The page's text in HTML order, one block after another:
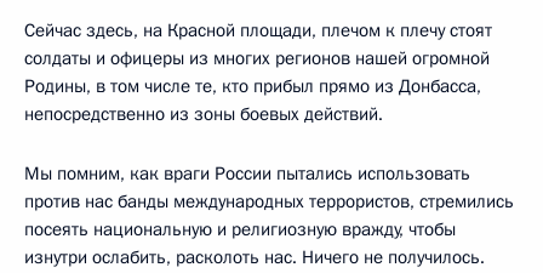
Сейчас здесь, на Красной площади, плечом к плечу стоят
солдаты и офицеры из многих регионов нашей огромной
Родины, в том числе те, кто прибыл прямо из Донбасса,
непосредственно из зоны боевых действий.
Мы помним, как враги России пытались использовать
против нас банды международных террористов, стремились
посеять национальную и религиозную вражду, чтобы
изнутри ослабить, расколоть нас. Ничего не получилось.